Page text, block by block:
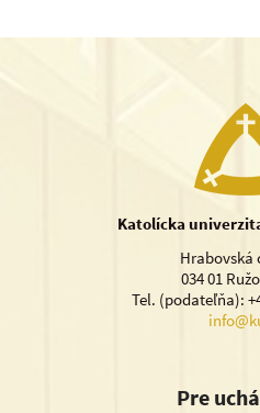
Katolícka
Hrabovská
034 01
Tel. (podateľňa):
Pre